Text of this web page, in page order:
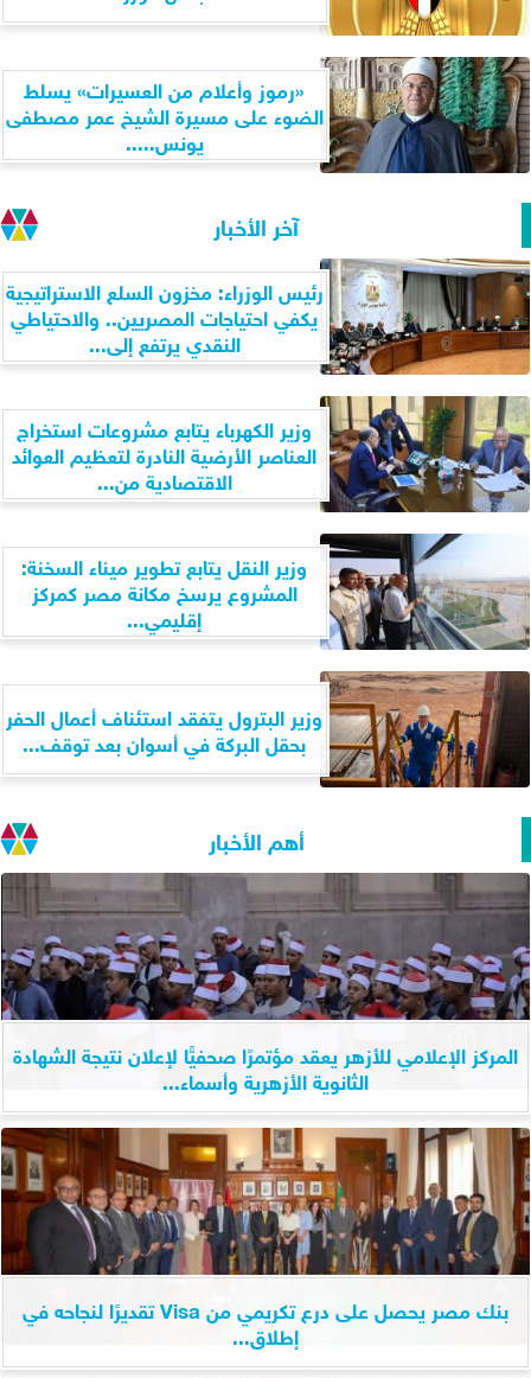
«رموز وأعلام من العسيرات» يسلط
الضوء على مسيرة الشيخ عمر مصطفى
يونس.....
آخر الأخبار
رئيس الوزراء: مخزون السلع الاستراتيجية
يكفي احتياجات المصريين.. والاحتياطي
النقدي يرتفع إلى...
وزير الكهرباء يتابع مشروعات استخراج
العناصر الأرضية النادرة لتعظيم العوائد
الاقتصادية من...
وزير النقل يتابع تطوير ميناء السخنة:
المشروع يرسخ مكانة مصر كمركز
إقليمي...
وزير البترول يتفقد استئناف أعمال الحفر
بحقل البركة في أسوان بعد توقف...
أهم الأخبار
المركز الإعلامي للأزهر يعقد مؤتمرًا صحفيًّا لإعلان نتيجة الشهادة
الثانوية الأزهرية وأسماء...
بنك مصر يحصل على درع تكريمي من Visa تقديرًا لنجاحه في
إطلاق...